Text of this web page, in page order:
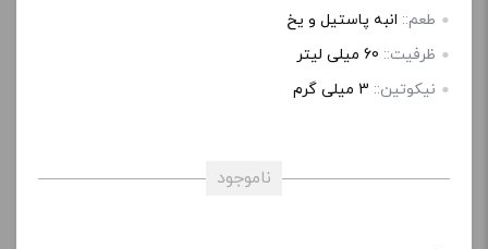
طعم:: انبه پاستیل و یخ
ظرفیت:: 60 میلی‌ لیتر
نیکوتین:: 3 میلی گرم
ناموجود